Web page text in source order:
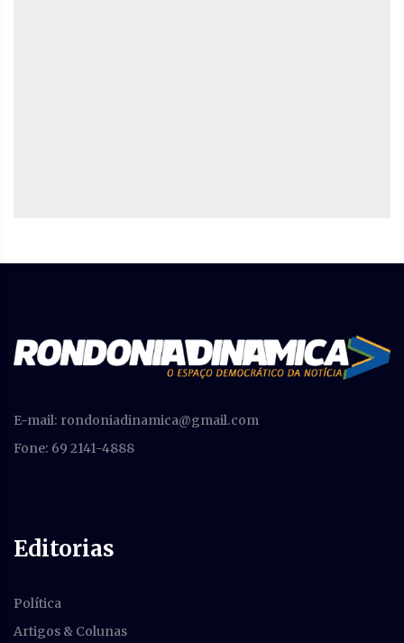
E-mail: rondoniadinamica@gmail.com
Fone: 69 2141-4888
Editorias
Política
Artigos & Colunas